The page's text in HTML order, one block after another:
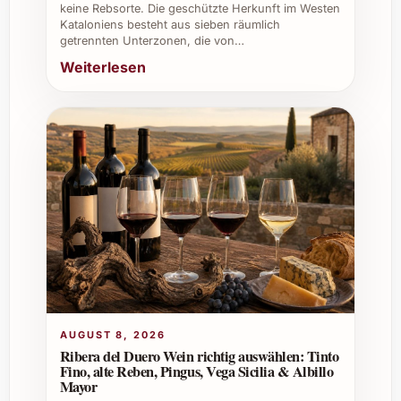
Sommerfeste & Grillanlässe: Dank
seiner fruchtigen Frische begleitet er
hervorragend gegrilltes Fleisch und
Sommergerichte.
einsetzbar für Menüs mit
Rotweinbegleitung, passt zu
verschiedenen Küchenstilen und kommt
bei Gästen gut an.
Restaurants & Weinkeller:Eine
attraktive Ergänzung zum Weinsortiment
mit hervorragendem Preis-Leistungs-
Verhältnis.
Firmenevents & Geschenke:Ein
stilvolles Präsent, das Wertschätzung
ausdrückt und für einen bleibenden
positiven Eindruck sorgt.
keine Rebsorte. Die geschützte Herkunft im Westen
Kataloniens besteht aus sieben räumlich
getrennten Unterzonen, die von…
Weiterlesen
AUGUST 8, 2026
Ribera del Duero Wein richtig auswählen: Tinto
Fino, alte Reben, Pingus, Vega Sicilia & Albillo
Mayor